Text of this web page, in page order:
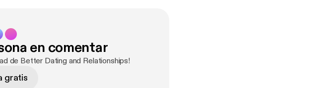
en comentar
de Better Dating and Relationships!
gratis